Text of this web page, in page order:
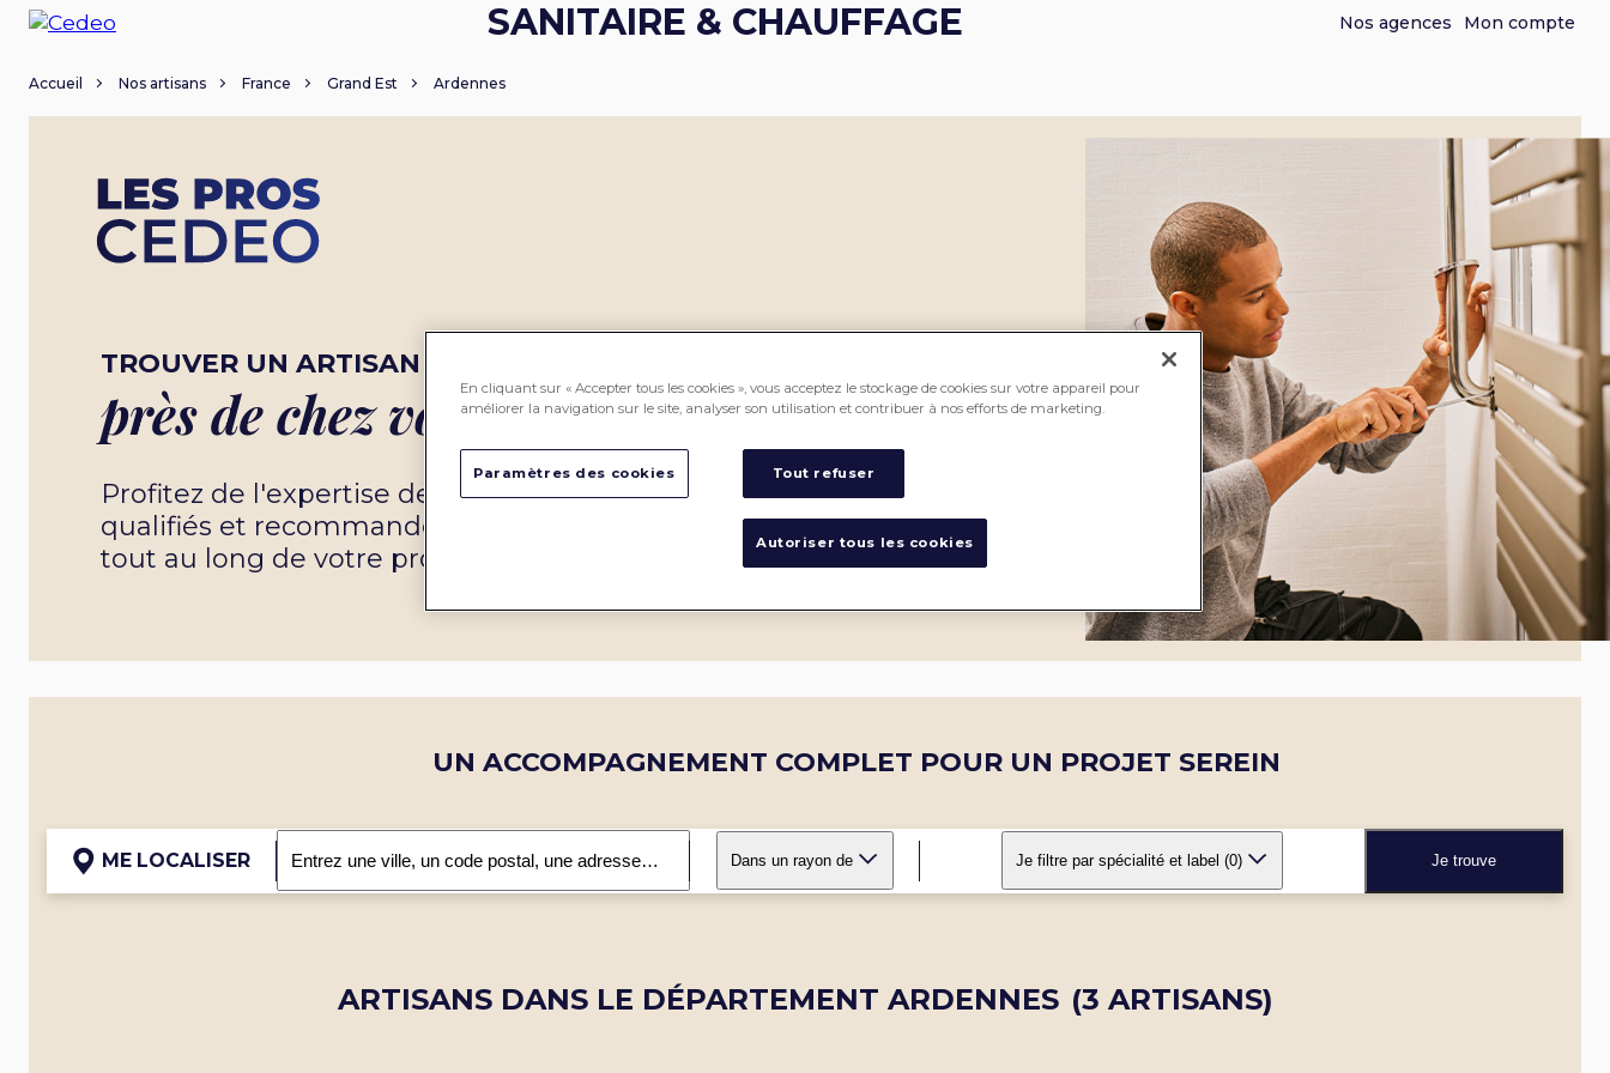
SANITAIRE & CHAUFFAGE Nos agences Mon compte
Accueil Nos artisans France Grand Est Ardennes
TROUVER UN ARTISAN
près de chez vous
Profitez de l'expertise de nos PROS CEDEO, des professionnels
qualifiés et recommandés par CEDEO, pour vous accompagner
tout au long de votre projet.
UN ACCOMPAGNEMENT COMPLET POUR UN PROJET SEREIN
ME LOCALISER Dans un rayon de Je filtre par spécialité et label (0) Je trouve
ARTISANS DANS LE DÉPARTEMENT ARDENNES (3 ARTISANS)
En cliquant sur « Accepter tous les cookies », vous acceptez le stockage de cookies sur votre appareil pour
améliorer la navigation sur le site, analyser son utilisation et contribuer à nos efforts de marketing.
Paramètres des cookies Tout refuser
Autoriser tous les cookies